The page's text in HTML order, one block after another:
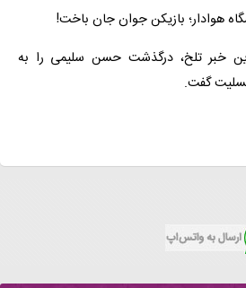
این خبر تلخ، درگذشت حسن سلیمی را به
گفت.